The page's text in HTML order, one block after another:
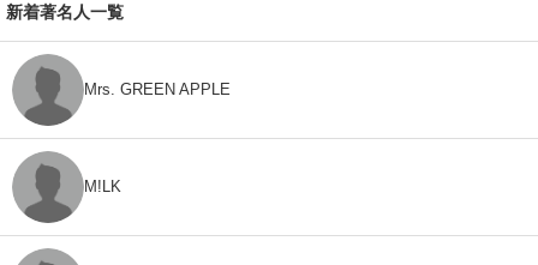
新着著名人一覧
Mrs. GREEN APPLE
M!LK